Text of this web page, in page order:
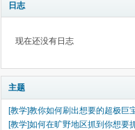
日志
现在还没有日志
主题
[教学]教你如何刷出想要的超极巨
[教学]如何在旷野地区抓到你想要